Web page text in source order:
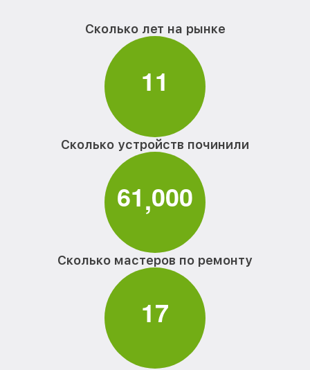
Сколько лет на рынке
11
Сколько устройств починили
61,000
Сколько мастеров по ремонту
17